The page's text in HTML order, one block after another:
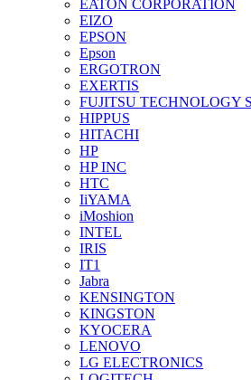
EATON CORPORATION
EIZO
EPSON
Epson
ERGOTRON
EXERTIS
FUJITSU TECHNOLOGY
HIPPUS
HITACHI
HP
HP INC
HTC
IiYAMA
iMoshion
INTEL
IRIS
IT1
Jabra
KENSINGTON
KINGSTON
KYOCERA
LENOVO
LG ELECTRONICS